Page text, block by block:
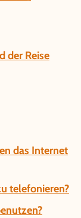
der Reise
das Internet
telefonieren?